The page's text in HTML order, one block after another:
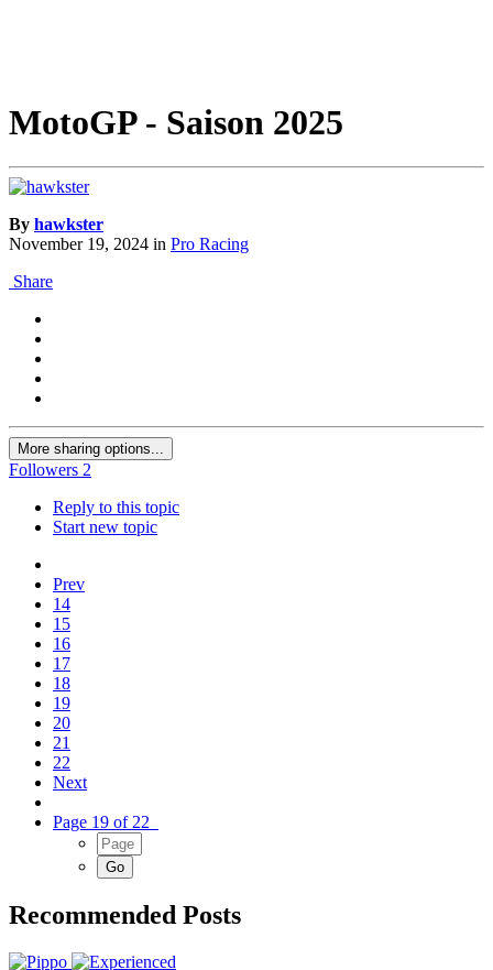
MotoGP - Saison 2025
By hawkster
November 19, 2024 in Pro Racing
Share
More sharing options...
Followers 2
Reply to this topic
Start new topic
Prev
14
15
16
17
18
19
20
21
22
Next
Page 19 of 22
Recommended Posts